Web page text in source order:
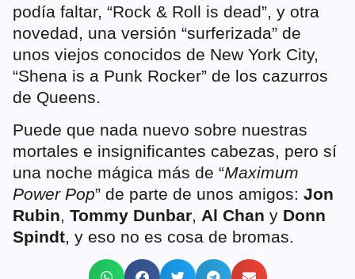
podía faltar, “Rock & Roll is dead”, y otra
novedad, una versión “surferizada” de
unos viejos conocidos de New York City,
“Shena is a Punk Rocker” de los cazurros
de Queens.
Puede que nada nuevo sobre nuestras
mortales e insignificantes cabezas, pero sí
una noche mágica más de “Maximum
Power Pop” de parte de unos amigos: Jon
Rubin, Tommy Dunbar, Al Chan y Donn
Spindt, y eso no es cosa de bromas.